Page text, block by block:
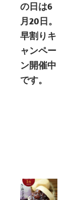
の日は6
月20日。
早割りキ
ャンペー
ン開催中
です。